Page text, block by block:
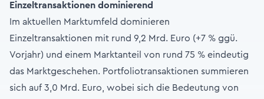
Einzeltransaktionen dominierend
Im aktuellen Marktumfeld dominieren
Einzeltransaktionen mit rund 9,2 Mrd. Euro (+7 % ggü.
Vorjahr) und einem Marktanteil von rund 75 % eindeutig
das Marktgeschehen. Portfoliotransaktionen summieren
sich auf 3,0 Mrd. Euro, wobei sich die Bedeutung von